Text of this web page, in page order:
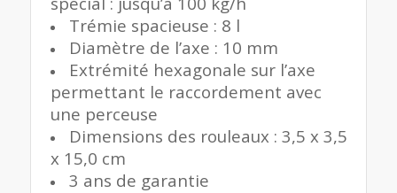
Trémie spacieuse : 8 l
Diamètre de l’axe : 10 mm
Extrémité hexagonale sur l’axe
permettant le raccordement avec
une perceuse
Dimensions des rouleaux : 3,5 x 3,5
x 15,0 cm
3 ans de garantie